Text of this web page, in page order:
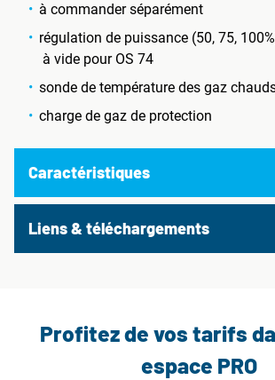
à commander séparément
régulation de puissance (50, 75,
à vide pour OS 74
sonde de température des gaz
charge de gaz de protection
Caractéristiques
Liens & téléchargements
Profitez de vos tarifs
espace PRO